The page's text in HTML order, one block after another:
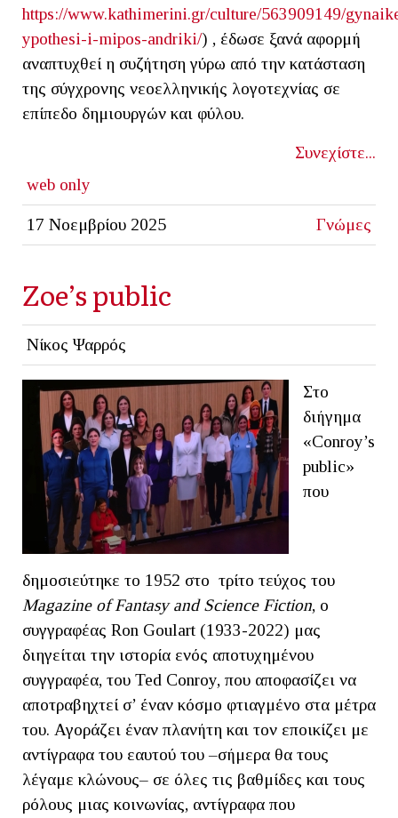
https://www.kathimerini.gr/culture/563909149/
ypothesi-i-mipos-andriki/) , έδωσε ξανά αφορμή
αναπτυχθεί η συζήτηση γύρω από την κατάσταση
της σύγχρονης νεοελληνικής λογοτεχνίας σε
επίπεδο δημιουργών και φύλου.
Συνεχίστε...
web only
17 Νοεμβρίου 2025 Γνώμες
Zoe’s public
Νίκος Ψαρρός
Στο
διήγημα
«Conroy’s
public»
που
δημοσιεύτηκε το 1952 στο τρίτο τεύχος του
MagazineofFantasyandScienceFiction, ο
συγγραφέας Ron Goulart (1933-2022) μας
διηγείται την ιστορία ενός αποτυχημένου
συγγραφέα, του Ted Conroy, που αποφασίζει να
αποτραβηχτεί σ’ έναν κόσμο φτιαγμένο στα μέτρα
του. Αγοράζει έναν πλανήτη και τον εποικίζει με
αντίγραφα του εαυτού του –σήμερα θα τους
λέγαμε κλώνους– σε όλες τις βαθμίδες και τους
ρόλους μιας κοινωνίας, αντίγραφα που